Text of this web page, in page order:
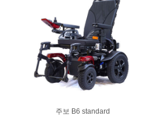
주보 B6 standard